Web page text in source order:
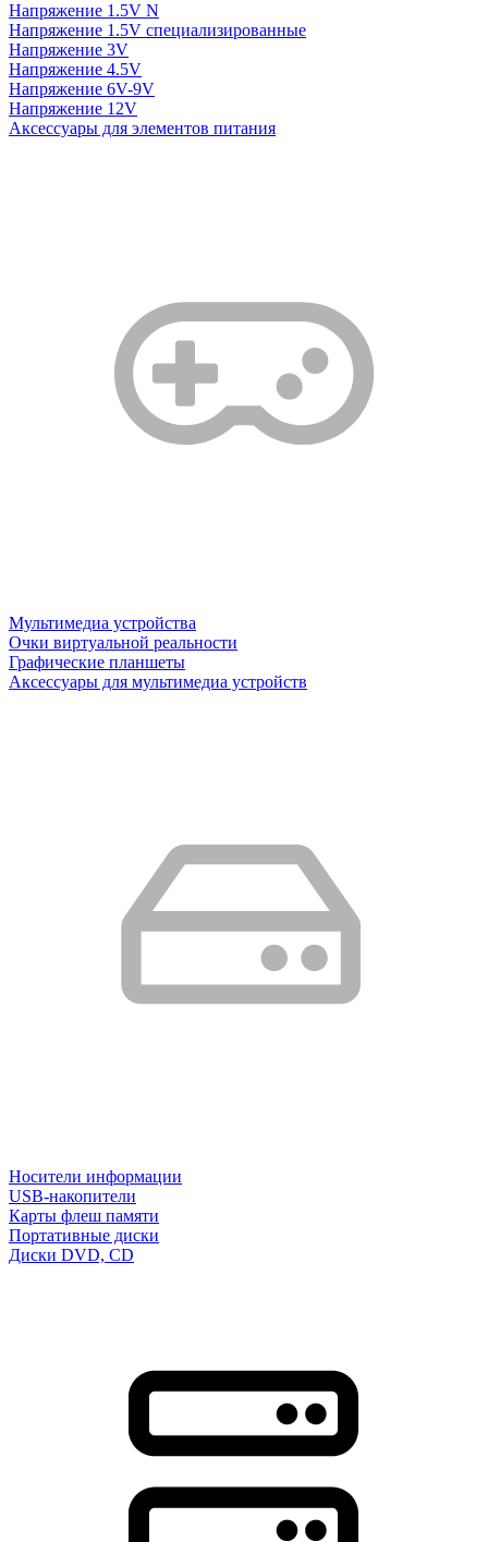
Напряжение 1.5V N
Напряжение 1.5V специализированные
Напряжение 3V
Напряжение 4.5V
Напряжение 6V-9V
Напряжение 12V
Аксессуары для элементов питания
Мультимедиа устройства
Очки виртуальной реальности
Графические планшеты
Аксессуары для мультимедиа устройств
Носители информации
USB-накопители
Карты флеш памяти
Портативные диски
Диски DVD, CD